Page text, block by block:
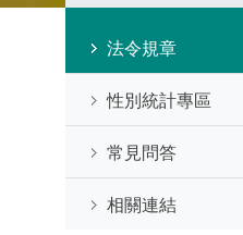
法令規章
性別統計專區
常見問答
相關連結